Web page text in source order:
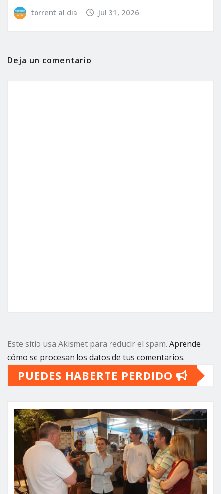
torrent al dia Jul 31, 2026
Deja un comentario
Este sitio usa Akismet para reducir el spam. Aprende
cómo se procesan los datos de tus comentarios.
PUEDES HABERTE PERDIDO